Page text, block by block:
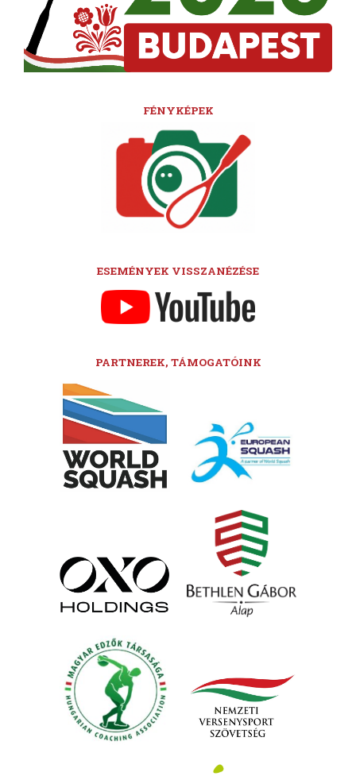
FÉNYKÉPEK
ESEMÉNYEK VISSZANÉZÉSE
PARTNEREK, TÁMOGATÓINK